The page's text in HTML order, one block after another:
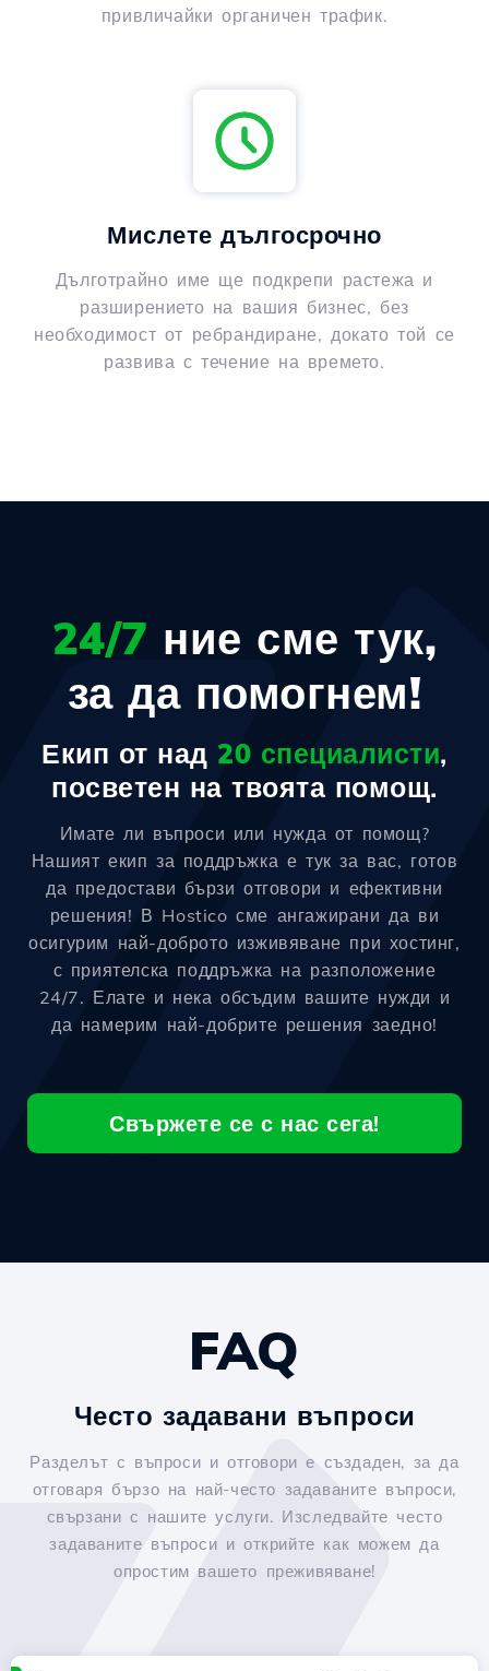
привличайки органичен трафик.
Мислете дългосрочно
Дълготрайно име ще подкрепи растежа и
разширението на вашия бизнес, без
необходимост от ребрандиране, докато той се
развива с течение на времето.
24/7 ние сме тук,
за да помогнем!
Екип от над 20 специалисти,
посветен на твоята помощ.
Имате ли въпроси или нужда от помощ?
Нашият екип за поддръжка е тук за вас, готов
да предостави бързи отговори и ефективни
решения! В Hostico сме ангажирани да ви
осигурим най-доброто изживяване при хостинг,
с приятелска поддръжка на разположение
24/7. Елате и нека обсъдим вашите нужди и
да намерим най-добрите решения заедно!
Свържете се с нас сега!
FAQ
Често задавани въпроси
Разделът с въпроси и отговори е създаден, за да
отговаря бързо на най-често задаваните въпроси,
свързани с нашите услуги. Изследвайте често
задаваните въпроси и открийте как можем да
опростим вашето преживяване!